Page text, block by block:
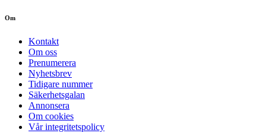
Om
Kontakt
Om oss
Prenumerera
Nyhetsbrev
Tidigare nummer
Säkerhetsgalan
Annonsera
Om cookies
Vår integritetspolicy